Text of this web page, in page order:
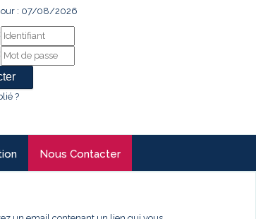
: 07/08/2026
?
Nous Contacter